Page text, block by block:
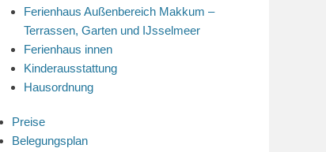
Ferienhaus Außenbereich Makkum –
Terrassen, Garten und IJsselmeer
Ferienhaus innen
Kinderausstattung
Hausordnung
Preise
Belegungsplan